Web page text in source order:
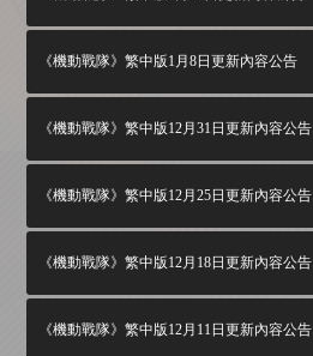
《機動戰隊》繁中版1月8日更新內容公告
《機動戰隊》繁中版12月31日更新內容公告
《機動戰隊》繁中版12月25日更新內容公告
《機動戰隊》繁中版12月18日更新內容公告
《機動戰隊》繁中版12月11日更新內容公告